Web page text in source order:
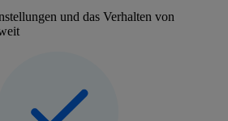
und das Verhalten von